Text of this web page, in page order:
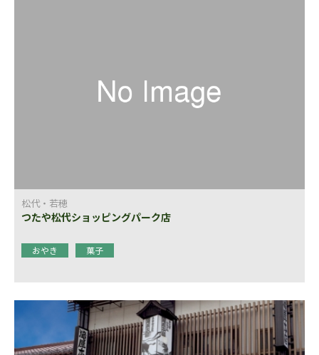
松代・若穂
つたや松代ショッピングパーク店
おやき 菓子